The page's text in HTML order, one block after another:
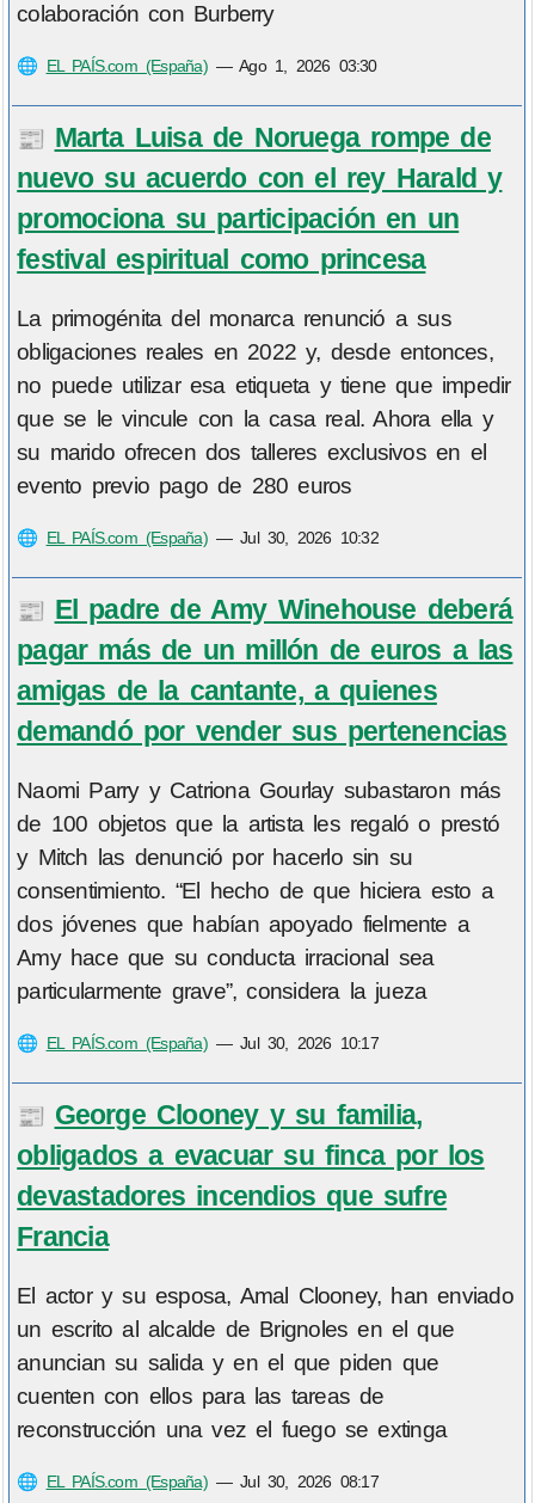
colaboración con Burberry
🌐 EL PAÍS.com (España)—Ago 1, 2026 03:30
📰 Marta Luisa de Noruega rompe de
nuevo su acuerdo con el rey Harald y
promociona su participación en un
festival espiritual como princesa
La primogénita del monarca renunció a sus
obligaciones reales en 2022 y, desde entonces,
no puede utilizar esa etiqueta y tiene que impedir
que se le vincule con la casa real. Ahora ella y
su marido ofrecen dos talleres exclusivos en el
evento previo pago de 280 euros
🌐 EL PAÍS.com (España)—Jul 30, 2026 10:32
📰 El padre de Amy Winehouse deberá
pagar más de un millón de euros a las
amigas de la cantante, a quienes
demandó por vender sus pertenencias
Naomi Parry y Catriona Gourlay subastaron más
de 100 objetos que la artista les regaló o prestó
y Mitch las denunció por hacerlo sin su
consentimiento. “El hecho de que hiciera esto a
dos jóvenes que habían apoyado fielmente a
Amy hace que su conducta irracional sea
particularmente grave”, considera la jueza
🌐 EL PAÍS.com (España)—Jul 30, 2026 10:17
📰 George Clooney y su familia,
obligados a evacuar su finca por los
devastadores incendios que sufre
Francia
El actor y su esposa, Amal Clooney, han enviado
un escrito al alcalde de Brignoles en el que
anuncian su salida y en el que piden que
cuenten con ellos para las tareas de
reconstrucción una vez el fuego se extinga
🌐 EL PAÍS.com (España)—Jul 30, 2026 08:17